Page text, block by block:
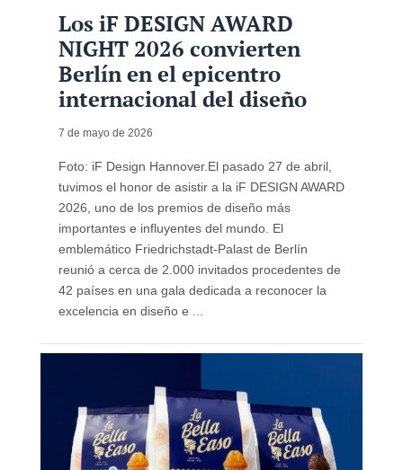
Los iF DESIGN AWARD
NIGHT 2026 convierten
Berlín en el epicentro
internacional del diseño
7 de mayo de 2026
Foto: iF Design Hannover.El pasado 27 de abril,
tuvimos el honor de asistir a la iF DESIGN AWARD
2026, uno de los premios de diseño más
importantes e influyentes del mundo. El
emblemático Friedrichstadt-Palast de Berlín
reunió a cerca de 2.000 invitados procedentes de
42 países en una gala dedicada a reconocer la
excelencia en diseño e ...